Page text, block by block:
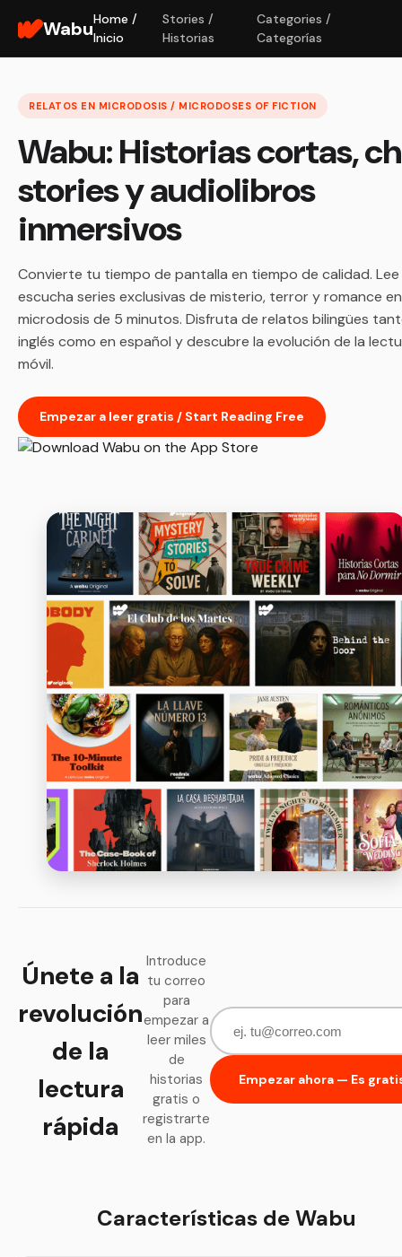
WabuHome /
Inicio
Stories /
Historias
Categories /
Categorías
RELATOS EN MICRODOSIS / MICRODOSES OF FICTION
Wabu: Historias cortas,
stories y audiolibros
inmersivos
Convierte tu tiempo de pantalla en tiempo de calidad.
escucha series exclusivas de misterio, terror y romance en
microdosis de 5 minutos. Disfruta de relatos bilingües
inglés como en español y descubre la evolución de la
móvil.
Empezar a leer gratis / Start Reading Free
Únete a la
revolución
de la
lectura
rápida
Introduce
tu correo
para
empezar a
leer miles
de
historias
gratis o
registrarte
en la app.
Empezar ahora — Es
Características de Wabu